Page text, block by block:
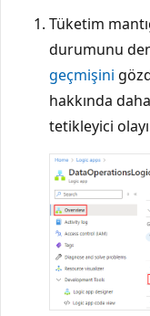
Tüketim
durumunu
geçmişini
hakkında
tetikleyici